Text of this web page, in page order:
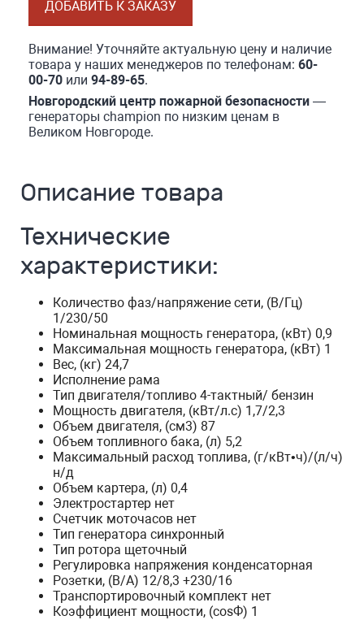
ДОБАВИТЬ К ЗАКАЗУ
Внимание! Уточняйте актуальную цену и наличие
товара у наших менеджеров по телефонам: 60-
00-70 или 94-89-65.
Новгородский центр пожарной безопасности —
генераторы champion по низким ценам в
Великом Новгороде.
Описание товара
Технические
характеристики:
Количество фаз/напряжение сети, (В/Гц)
1/230/50
Номинальная мощность генератора, (кВт) 0,9
Максимальная мощность генератора, (кВт) 1
Вес, (кг) 24,7
Исполнение рама
Тип двигателя/топливо 4-тактный/ бензин
Мощность двигателя, (кВт/л.с) 1,7/2,3
Объем двигателя, (см3) 87
Объем топливного бака, (л) 5,2
Максимальный расход топлива, (г/кВт•ч)/(л/ч)
н/д
Объем картера, (л) 0,4
Электростартер нет
Счетчик моточасов нет
Тип генератора синхронный
Тип ротора щеточный
Регулировка напряжения конденсаторная
Розетки, (В/А) 12/8,3 +230/16
Транспортировочный комплект нет
Коэффициент мощности, (cosФ) 1